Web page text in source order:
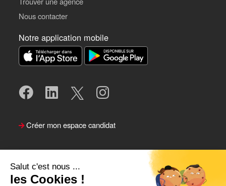
Salut c'est nous ...
les Cookies !
Nous contacter
Notre application mobile
Créer mon espace candidat